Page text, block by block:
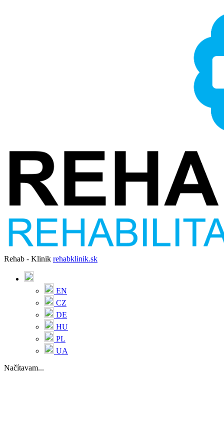
Rehab - Klinik rehabklinik.sk
EN
CZ
DE
HU
PL
UA
Načítavam...